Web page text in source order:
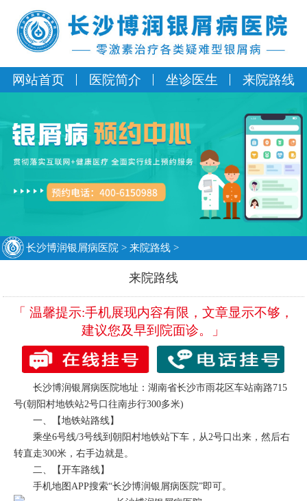
网站首页 医院简介 坐诊医生 来院路线
长沙博润银屑病医院 > 来院路线 >
来院路线
「 温馨提示:手机展现内容有限，文章显示不够，
建议您及早到院面诊。」
长沙博润银屑病医院地址：湖南省长沙市雨花区车站南路715
号(朝阳村地铁站2号口往南步行300多米)
一、【地铁站路线】
乘坐6号线/3号线到朝阳村地铁站下车，从2号口出来，然后右
转直走300米，右手边就是。
二、【开车路线】
手机地图APP搜索“长沙博润银屑病医院”即可。